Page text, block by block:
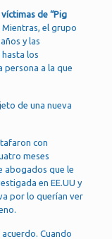
víctimas de “Pig
Mientras, el grupo
y las
los
persona a la que
de una nueva
con
meses
abogados que le
en EE.UU y
por lo querían ver
Cuando